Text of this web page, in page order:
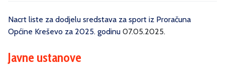
Nacrt liste za dodjelu sredstava za sport iz Proračuna
Općine Kreševo za 2025. godinu 07.05.2025.
Javne ustanove